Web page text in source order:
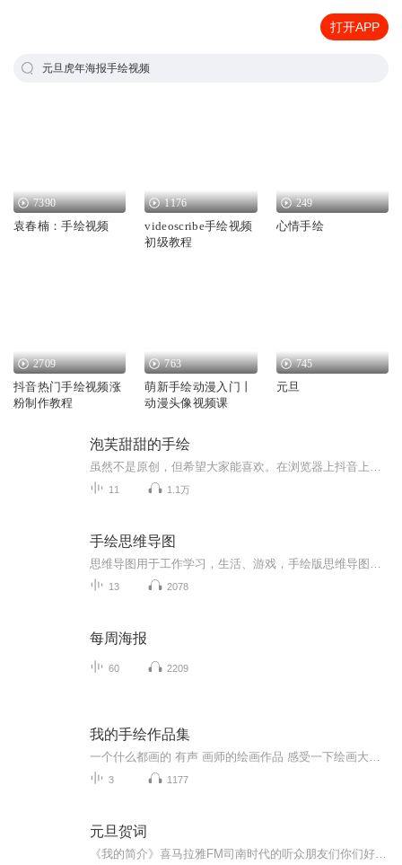
打开APP
元旦虎年海报手绘视频
7390
袁春楠：手绘视频
1176
videoscribe手绘视频
初级教程
249
心情手绘
2709
抖音热门手绘视频涨
粉制作教程
763
萌新手绘动漫入门丨
动漫头像视频课
745
元旦
泡芙甜甜的手绘
11 1.1万
手绘思维导图
13 2078
每周海报
60 2209
我的手绘作品集
3 1177
元旦贺词